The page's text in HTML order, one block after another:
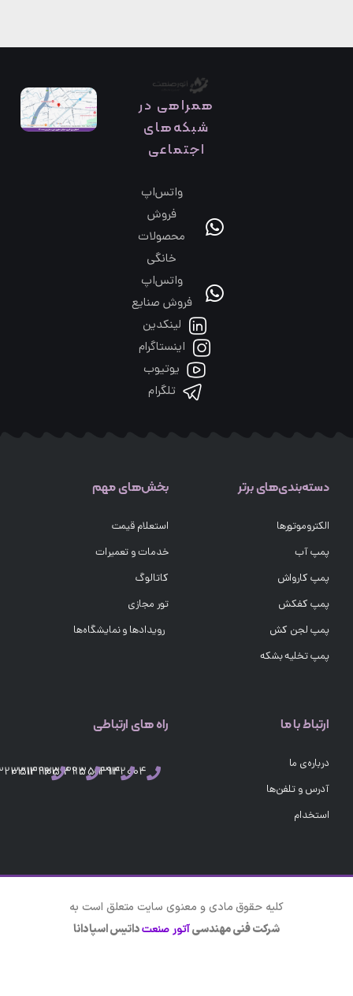
همراهی در
شبکه‌های
اجتماعی
واتس‌اپ
فروش
محصولات
خانگی
واتس‌اپ
فروش صنایع
لینکدین
اینستاگرام
یوتیوب
تلگرام
دسته‌بندی‌های برتر
الکتروموتورها
پمپ آب
پمپ کارواش
پمپ کفکش
پمپ لجن کش
پمپ تخلیه بشکه
بخش‌های مهم
استعلام قیمت
خدمات و تعمیرات
کاتالوگ
تور مجازی
رویدادها و نمایشگاه‌ها
ارتباط با ما
درباره‌ی ما
آدرس و تلفن‌ها
استخدام
راه های ارتباطی
03132004
03132351494
03132351495
03132351496
کلیه حقوق مادی و معنوی سایت متعلق است به
شرکت فنی مهندسیآتور صنعتداتیس اسپادانا